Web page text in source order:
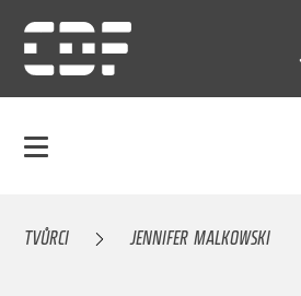
TVŮRCI JENNIFER MALKOWSKI